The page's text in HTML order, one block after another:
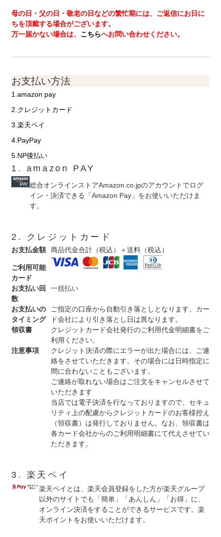
母の日・父の日・敬老の日などの繁忙期には、ご返信にお日に
ちを頂戴する場合がございます。
万一届かない場合は、 こちらへお問い合わせください。
お支払い方法
1.amazon pay
2.クレジットカード
3.楽天ペイ
4.PayPay
5.NP後払い
1. amazon PAY
総合オンラインストアAmazon.co.jpのアカウントでログ
イン・決済できる「Amazon Pay」をお使いいただけま
す。
2. クレジットカード
お支払金額 商品代金合計（税込）＋送料（税込）
ご利用可能
カード
お支払い回
数
一括払い
お支払いの
タイミング
ご指定の口座から自動引き落としとなります。カー
ド会社により引き落とし日は異なります。
領収書
クレジットカード会社発行のご利用代金明細書をご
利用ください。
注意事項
クレジット決済の際にエラーが出た場合には、ご連
絡をさせていただきます。その場合には日時指定に
間に合わないこともございます。
ご連絡が取れない場合はご注文をキャンセルさせて
いただきます
当店では電子決済を行なっておりますので、セキュ
リティ上の配慮からクレジットカードのお客様控え
（領収書）は発行しておりません。なお、領収書は
各カード会社からのご利用明細書にて代えさせてい
ただきます。
3. 楽天ペイ
楽天ペイとは、楽天会員登録をした方が楽天グループ
以外のサイトでも「簡単」「あんしん」「お得」に、
オンライン決済をすることができるサービスです。楽
天ポイントをお使いいただけます。